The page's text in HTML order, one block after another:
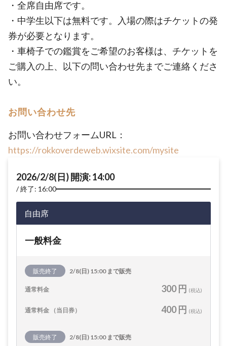
・全席自由席です。
・中学生以下は無料です。入場の際はチケットの発
券が必要となります。
・車椅子での鑑賞をご希望のお客様は、チケットを
ご購入の上、以下の問い合わせ先までご連絡くださ
い。
お問い合わせ先
お問い合わせフォームURL：
https://rokkoverdeweb.wixsite.com/mysite
2026/2/8(日) 開演: 14:00
終了: 16:00
自由席
一般料金
販売終了 2/8(日) 15:00 まで販売
通常料金 300 円 (税込)
通常料金 （当日券） 400 円 (税込)
販売終了 2/8(日) 15:00 まで販売